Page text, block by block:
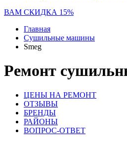
ВАМ СКИДКА 15%
Главная
Сушильные машины
Smeg
Ремонт
ЦЕНЫ НА РЕМОНТ
ОТЗЫВЫ
БРЕНДЫ
РАЙОНЫ
ВОПРОС-ОТВЕТ